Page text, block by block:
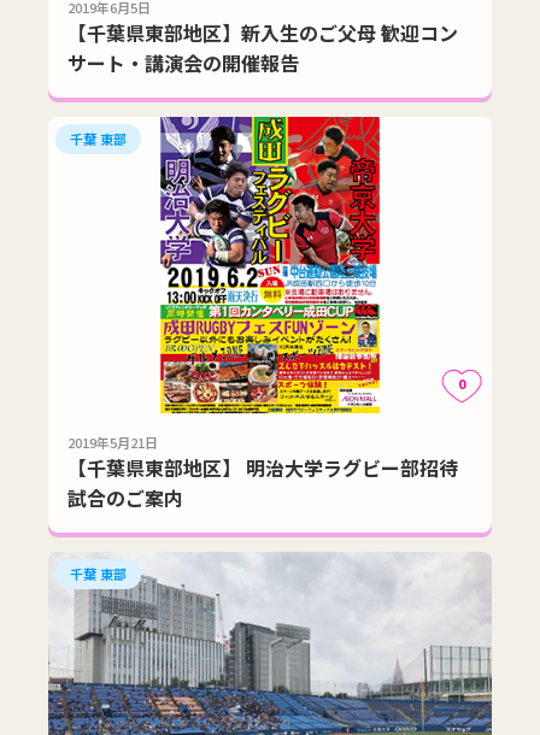
2019年6月5日
【千葉県東部地区】新入生のご父母 歓迎コン
サート・講演会の開催報告
千葉 東部
0
2019年5月21日
【千葉県東部地区】 明治大学ラグビー部招待
試合のご案内
千葉 東部